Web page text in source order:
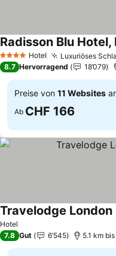
4 Sterne Hotel Luxuriöses
Preise sehen
8.7 Hervorragend 18’079
Preise von 11 Websites
Ab CHF 166
Hotel
Travelodge
7.8 Gut 6’545 5.1 km